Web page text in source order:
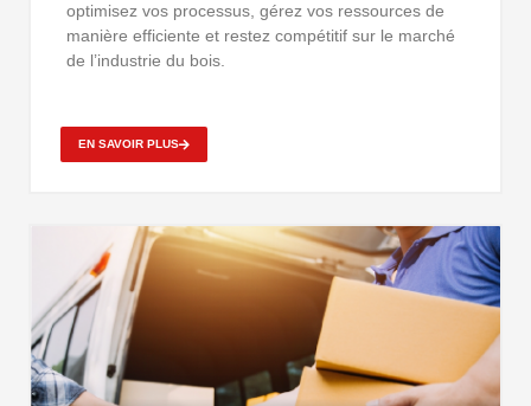
optimisez vos processus, gérez vos ressources de
manière efficiente et restez compétitif sur le marché
de l’industrie du bois.
EN SAVOIR PLUS